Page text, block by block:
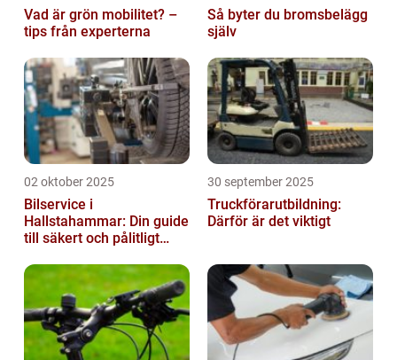
Vad är grön mobilitet? –
tips från experterna
Så byter du bromsbelägg
själv
02 oktober 2025
Bilservice i
Hallstahammar: Din guide
till säkert och pålitligt
30 september 2025
Truckförarutbildning:
Därför är det viktigt